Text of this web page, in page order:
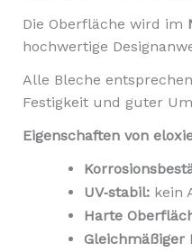
Die Oberfläche wird im
hochwertige
Alle Bleche
Festigkeit und guter
Eigenschaften von
UV‑stabil: kein
Harte
Gleichmäßiger